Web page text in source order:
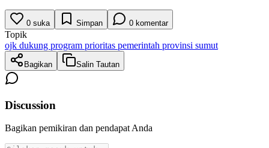
0 suka Simpan 0 komentar
Topik
ojk dukung program prioritas pemerintah provinsi sumut
Bagikan Salin Tautan
Discussion
Bagikan pemikiran dan pendapat Anda